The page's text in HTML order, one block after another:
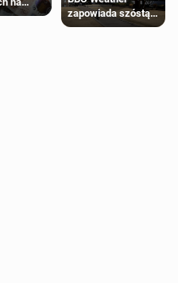
zapowiada szóstą
falę upałów w